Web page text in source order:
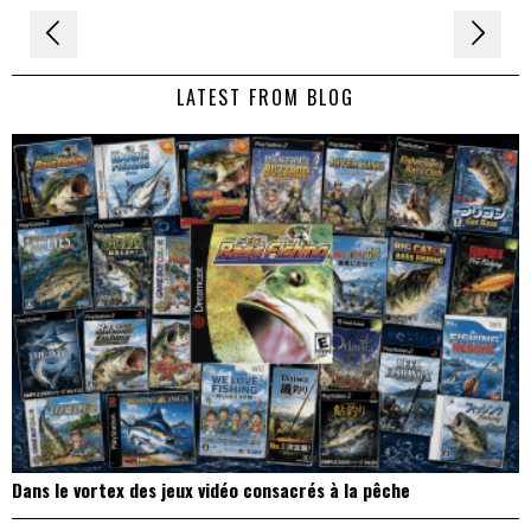
Navigation
de LATEST FROM BLOG
Dans le vortex des jeux vidéo consacrés à la pêche